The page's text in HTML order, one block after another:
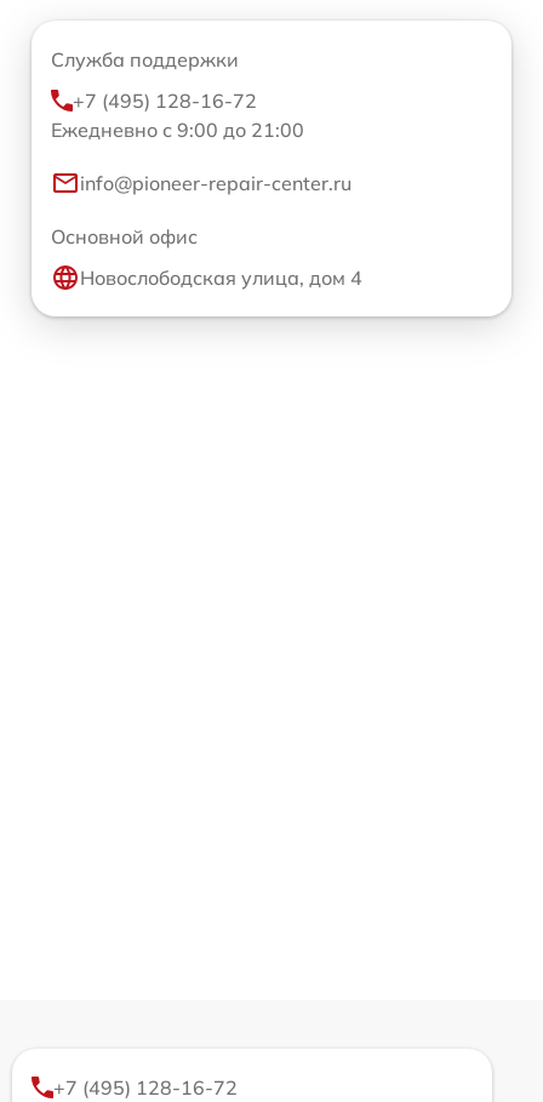
Служба поддержки
+7 (495) 128-16-72
Ежедневно с 9:00 до 21:00
info@pioneer-repair-center.ru
Основной офис
Новослободская улица, дом 4
+7 (495) 128-16-72